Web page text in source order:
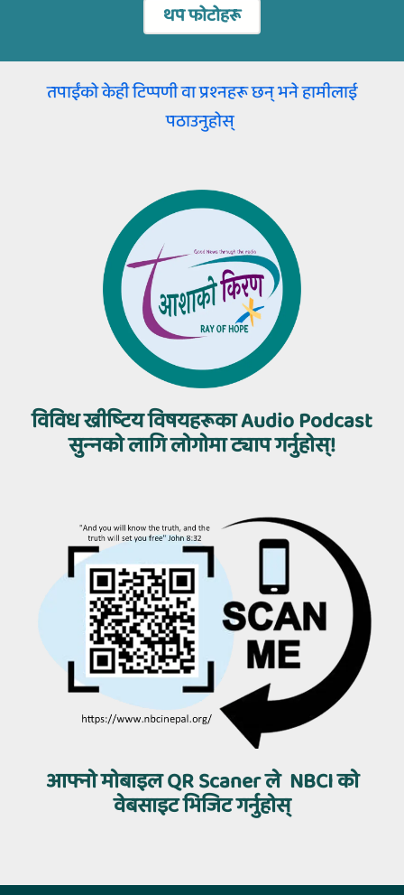
थप फोटोहरू
तपाईंको केही टिप्पणी वा प्रश्‍नहरू छन्‌ भने हामीलाई
पठाउनुहोस्
विविध ख्रीष्‍टिय विषयहरूका Audio Podcast
सुन्‍नको लागि लोगोमा ट्याप गर्नुहोस्‌!
आफ्‍नो मोबाइल QR Scaner ले NBCI को
वेबसाइट भिजिट गर्नुहोस्‌